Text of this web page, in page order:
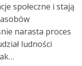
społeczne i stają
narasta proces
ludności